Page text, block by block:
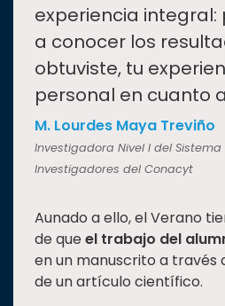
experiencia
a conocer los
obtuviste, tu
personal en cuanto
M. Lourdes Maya Treviño
Investigadora Nivel I del
Investigadores del Conacyt
Aunado a ello, el Verano
de queel trabajo del
en un manuscrito a través
de un artículo científico.